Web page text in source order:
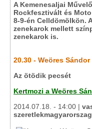
A Kemenesaljai
Rockfesztivált és
8-9-én Celldömölkön.
zenekarok mellett
zenekarok is.
20.30 - Weöres Sándor
Az ötödik pecsét
Kertmozi a Weöres
2014.07.18. - 14:00 |